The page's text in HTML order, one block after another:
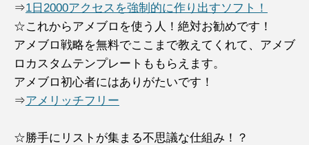
⇒1日2000アクセスを強制的に作り出すソフト！
☆これからアメブロを使う人！絶対お勧めです！
アメブロ戦略を無料でここまで教えてくれて、アメブ
ロカスタムテンプレートももらえます。
アメブロ初心者にはありがたいです！
⇒アメリッチフリー
☆勝手にリストが集まる不思議な仕組み！？